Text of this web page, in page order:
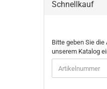
Schnellkauf
BITTE
GEBEN
SIE
DIE
ARTIKELNUMMER
Bitte geben Sie
unserem Katalog